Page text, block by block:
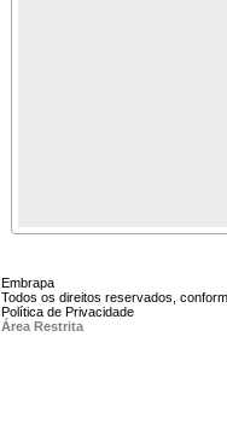
Embrapa
Todos os direitos reservados,
Política de Privacidade
Área Restrita